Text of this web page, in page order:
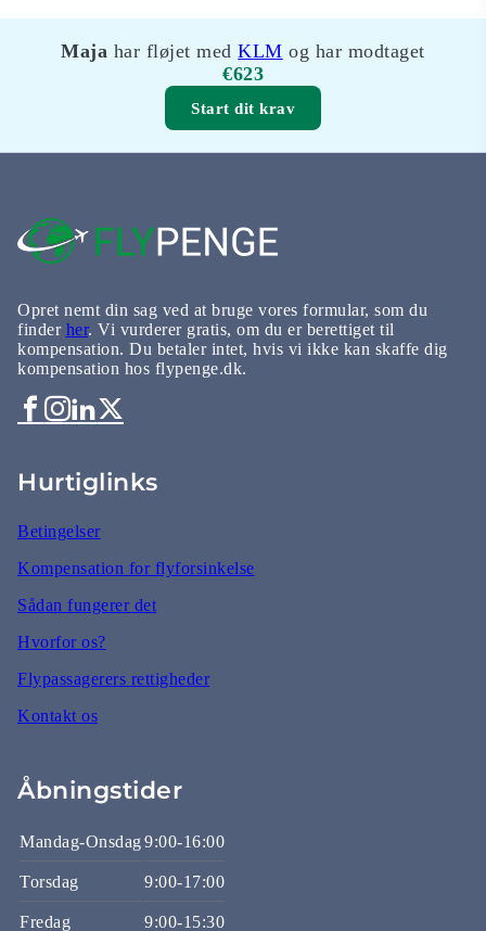
Maja har fløjet medKLM og har modtaget
€623
Start dit krav
Opret nemt din sag ved at bruge vores formular, som du
finder her. Vi vurderer gratis, om du er berettiget til
kompensation. Du betaler intet, hvis vi ikke kan skaffe dig
kompensation hos flypenge.dk.
Hurtiglinks
Betingelser
Kompensation for flyforsinkelse
Sådan fungerer det
Hvorfor os?
Flypassagerers rettigheder
Kontakt os
Åbningstider
Mandag-Onsdag9:00-16:00
Torsdag 9:00-17:00
Fredag 9:00-15:30